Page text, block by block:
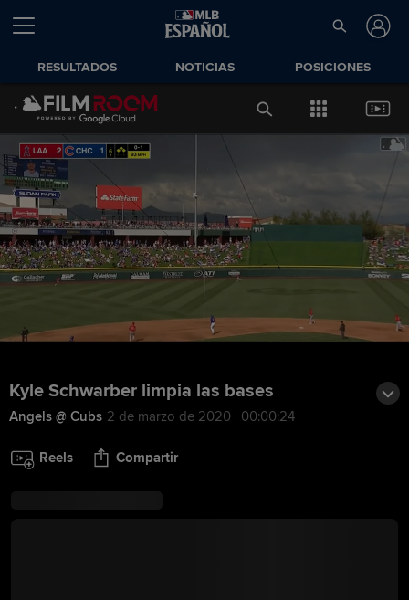
RESULTADOS NOTICIAS POSICIONES
Kyle Schwarber limpia las bases
Angels @ Cubs 2 de marzo de 2020 | 00:00:24
Reels Compartir